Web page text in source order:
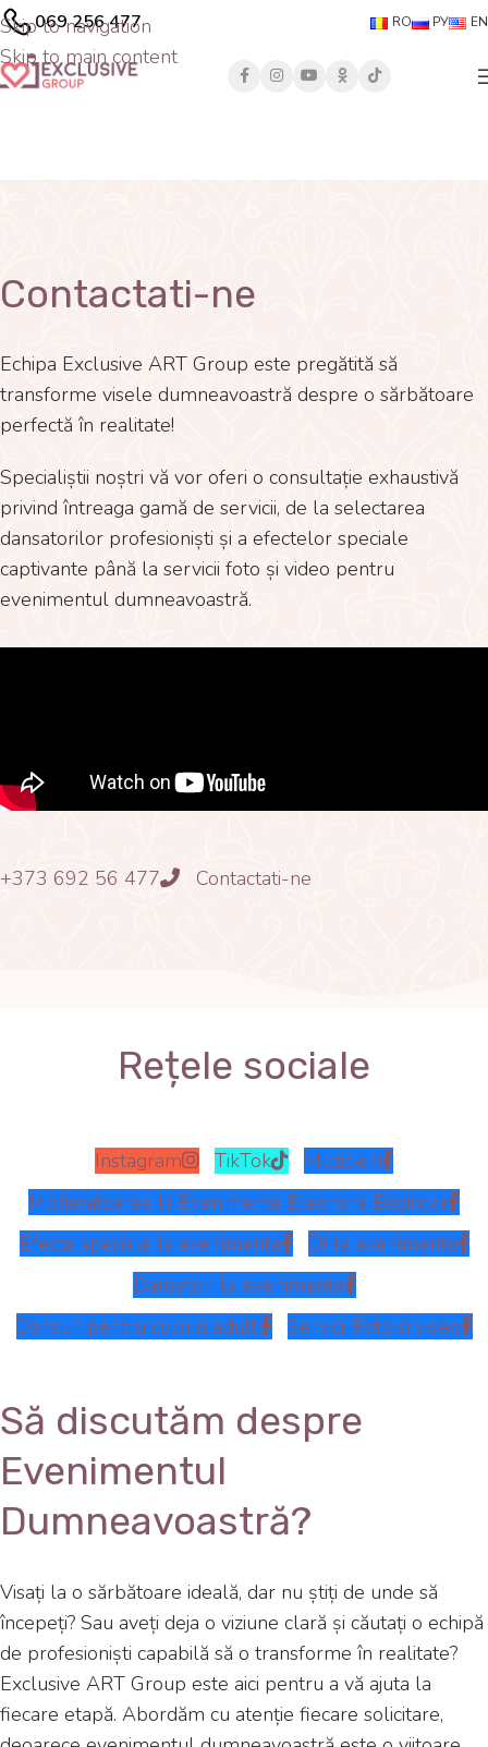
Skip to navigation
Skip to main content
069 256 477 RO РУ EN
Contactati-ne
Echipa Exclusive ART Group este pregătită să
transforme visele dumneavoastră despre o sărbătoare
perfectă în realitate!
Specialiștii noștri vă vor oferi o consultație exhaustivă
privind întreaga gamă de servicii, de la selectarea
dansatorilor profesioniști și a efectelor speciale
captivante până la servicii foto și video pentru
evenimentul dumneavoastră.
+373 692 56 477 Contactati-ne
Rețele sociale
Instagram TikTok
Muzicieni
Moderatoarea la Evenimente Eleonora Bagirova
Efecte speciale la evenimente
DJ la evenimente
Dansatori la evenimente
Dansuri pentru copii si adulti
Servicii Foto si video
Să discutăm despre
Evenimentul
Dumneavoastră?
Visați la o sărbătoare ideală, dar nu știți de unde să
începeți? Sau aveți deja o viziune clară și căutați o echipă
de profesioniști capabilă să o transforme în realitate?
Exclusive ART Group este aici pentru a vă ajuta la
fiecare etapă. Abordăm cu atenție fiecare solicitare,